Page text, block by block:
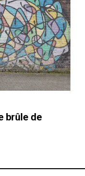
brûle de